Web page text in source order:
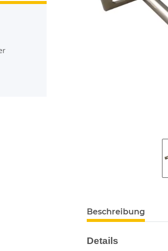
Beschreibung
Details